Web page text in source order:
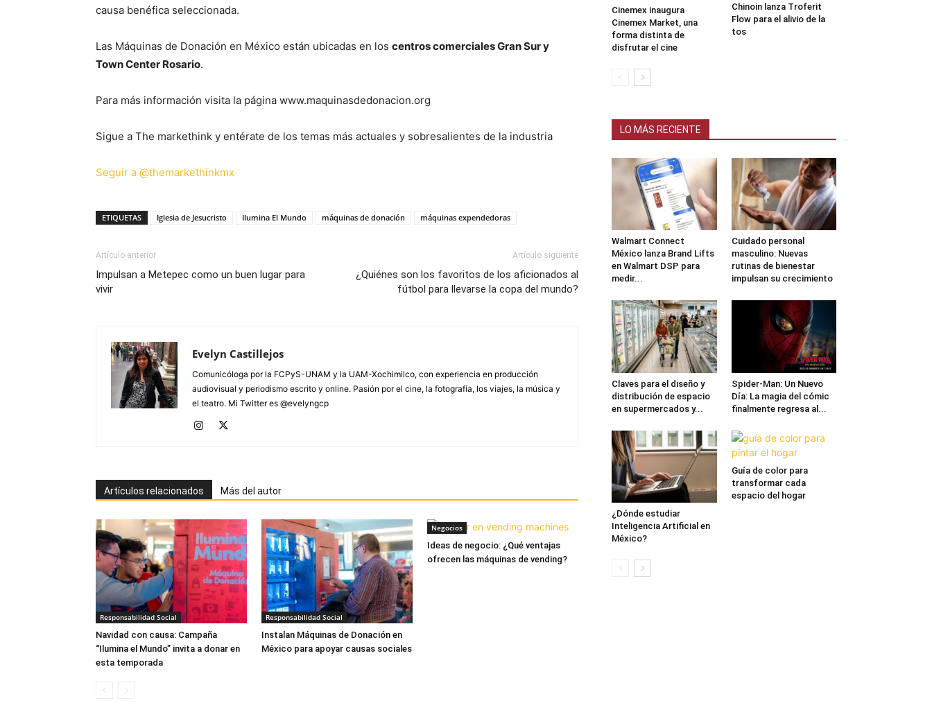
causa benéfica seleccionada.
Las Máquinas de Donación en México están ubicadas en los centros comerciales Gran Sur y
Town Center Rosario.
Para más información visita la página www.maquinasdedonacion.org
Sigue a The markethink y entérate de los temas más actuales y sobresalientes de la industria
Seguir a @themarkethinkmx
ETIQUETAS Iglesia de Jesucristo Ilumina El Mundo máquinas de donación máquinas expendedoras
Artículo anterior
Impulsan a Metepec como un buen lugar para
vivir
Artículo siguiente
¿Quiénes son los favoritos de los aficionados al
fútbol para llevarse la copa del mundo?
Evelyn Castillejos
Comunicóloga por la FCPyS-UNAM y la UAM-Xochimilco, con experiencia en producción
audiovisual y periodismo escrito y online. Pasión por el cine, la fotografía, los viajes, la música y
el teatro. Mi Twitter es @evelyngcp
Artículos relacionados Más del autor
Responsabilidad Social
Navidad con causa: Campaña
“Ilumina el Mundo” invita a donar en
esta temporada
Responsabilidad Social
Instalan Máquinas de Donación en
México para apoyar causas sociales
Negocios
Ideas de negocio: ¿Qué ventajas
ofrecen las máquinas de vending?
Cinemex inaugura
Cinemex Market, una
forma distinta de
disfrutar el cine
Chinoin lanza Troferit
Flow para el alivio de la
tos
LO MÁS RECIENTE
Walmart Connect
México lanza Brand Lifts
en Walmart DSP para
medir...
Cuidado personal
masculino: Nuevas
rutinas de bienestar
impulsan su crecimiento
Claves para el diseño y
distribución de espacio
en supermercados y...
Spider-Man: Un Nuevo
Día: La magia del cómic
finalmente regresa al...
¿Dónde estudiar
Inteligencia Artificial en
México?
Guía de color para
transformar cada
espacio del hogar